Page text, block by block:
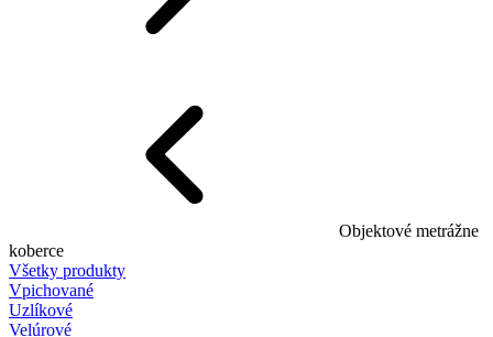
Objektové metrážne
koberce
Všetky produkty
Vpichované
Uzlíkové
Velúrové